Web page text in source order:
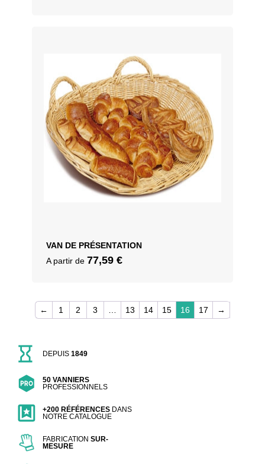
VAN DE PRÉSENTATION
A partir de 77,59 €
← 1 2 3 … 13 14 15 16 17 →
DEPUIS1849
50 VANNIERS
PROFESSIONNELS
+200 RÉFÉRENCES DANS
NOTRE CATALOGUE
FABRICATIONSUR-
MESURE